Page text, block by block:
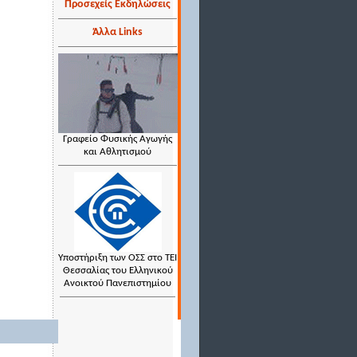
Προσεχείς Εκδηλώσεις
Άλλα Links
Γραφείο Φυσικής Αγωγής
και Αθλητισμού
Υποστήριξη των ΟΣΣ στο ΤΕΙ
Θεσσαλίας του Ελληνικού
Ανοικτού Πανεπιστημίου